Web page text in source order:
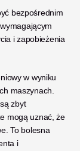
bezpośrednim
i zapobieżenia
w wyniku
maszynach.
zbyt
mogą uznać, że
To bolesna
i